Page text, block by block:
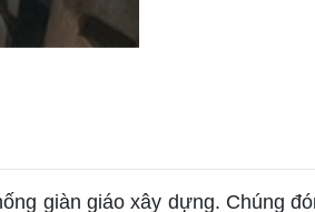
giàn giáo xây dựng. Chúng